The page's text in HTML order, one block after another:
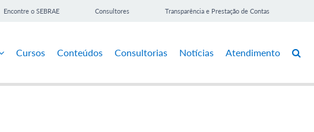
Encontre o SEBRAE Consultores Transparência e Prestação de Contas
Cursos Conteúdos Consultorias Notícias Atendimento